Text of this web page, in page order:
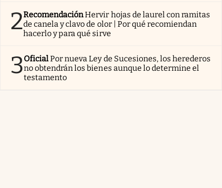
2RecomendaciónHervir hojas de laurel con ramitas
de canela y clavo de olor | Por qué recomiendan
hacerlo y para qué sirve
3OficialPor nueva Ley de Sucesiones, los herederos
no obtendrán los bienes aunque lo determine el
testamento